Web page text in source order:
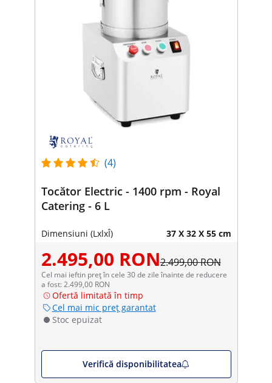
(4)
Tocător Electric - 1400 rpm - Royal
Catering - 6 L
Dimensiuni (LxlxÎ) 37 X 32 X 55 cm
2.495,00 RON2.499,00 RON
Cel mai ieftin preț în cele 30 de zile înainte de reducere
a fost: 2.499,00 RON
Ofertă limitată în timp
Cel mai mic preț garantat
Stoc epuizat
Verifică disponibilitatea